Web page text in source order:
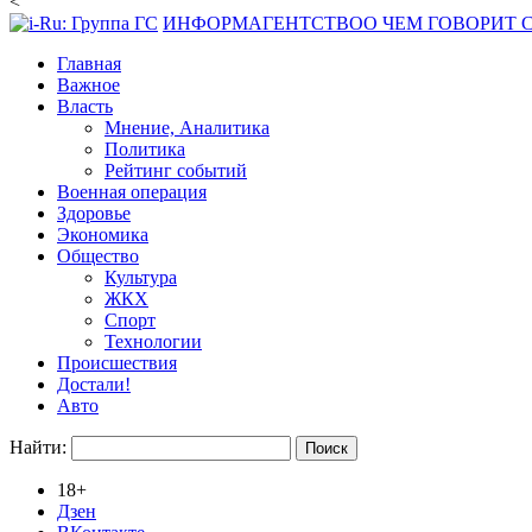
ИНФОРМАГЕНТСТВОО ЧЕМ ГОВОРИТ
Главная
Важное
Власть
Мнение, Аналитика
Политика
Рейтинг событий
Военная операция
Здоровье
Экономика
Общество
Культура
ЖКХ
Спорт
Технологии
Происшествия
Достали!
Авто
Найти:
18+
Дзен